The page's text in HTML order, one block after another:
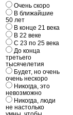
Очень скоро
В ближайшие
50 лет
В конце 21 века
В 22 веке
С 23 по 25 века
До конца
третьего
тысячелетия
Будет, но очень
очень нескоро
Никогда, это
невозможно
Никогда, люди
не настолько
умны, чтобы